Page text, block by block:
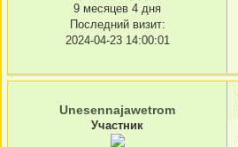
9 месяцев 4 дня
Последний визит:
2024-04-23 14:00:01
Unesennajawetrom
Участник